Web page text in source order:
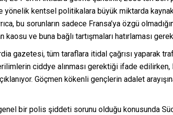
yönelik kentsel politikalara büyük miktarda
bu sorunların sadece Fransa’ya özgü
kaosu ve buna bağlı tartışmaları hatırlaması
gazetesi, tüm taraflara itidal çağrısı yaparak
ciddye alınması gerektiği ifade
Göçmen kökenli gençlerin adalet
bir polis şiddeti sorunu olduğu konusunda